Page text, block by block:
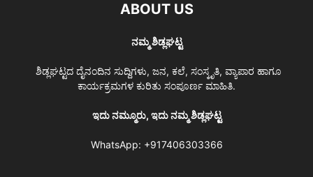
ABOUT US
ನಮ್ಮ ಶಿಡ್ಲಘಟ್ಟ
ಶಿಡ್ಲಘಟ್ಟದ ದೈನಂದಿನ ಸುದ್ದಿಗಳು, ಜನ, ಕಲೆ, ಸಂಸ್ಕೃತಿ, ವ್ಯಾಪಾರ ಹಾಗೂ
ಕಾರ್ಯಕ್ರಮಗಳ ಕುರಿತು ಸಂಪೂರ್ಣ ಮಾಹಿತಿ.
ಇದು ನಮ್ಮೂರು, ಇದು ನಮ್ಮ ಶಿಡ್ಲಘಟ್ಟ
WhatsApp: +917406303366